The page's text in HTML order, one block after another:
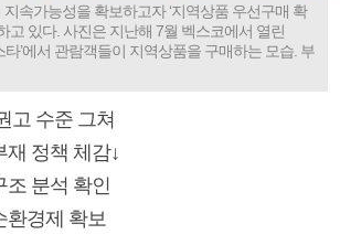
속가능성을 확보하고자 ‘지역상품 우선구매 확
고 있다. 사진은 지난해 7월 벡스코에서 열린
타’에서 관람객들이 지역상품을 구매하는 모습. 부
고 수준 그쳐
재 정책 체감↓
조 분석 확인
환경제 확보